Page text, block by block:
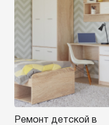
Ремонт детской в